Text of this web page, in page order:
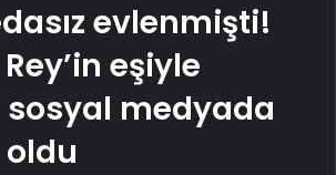
evlenmişti!
eşiyle
sosyal medyada